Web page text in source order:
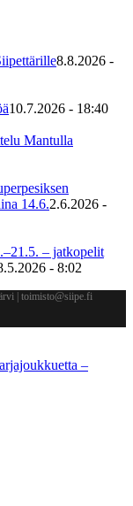
8.8.2026 -
10.7.2026 - 18:40
Mantulla
14.6.2.6.2026 -
– jatkopelit
- 8:02
| toimisto@siipe.fi
–